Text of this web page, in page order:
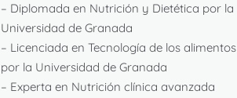
– Diplomada en Nutrición y Dietética por la
Universidad de Granada
– Licenciada en Tecnología de los alimentos
por la Universidad de Granada
– Experta en Nutrición clínica avanzada